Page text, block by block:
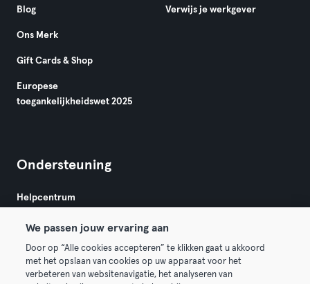
Blog
Ons Merk
Gift Cards & Shop
Europese
toegankelijkheidswet 2025
Verwijs je werkgever
Ondersteuning
Helpcentrum
We passen jouw ervaring aan
Door op “Alle cookies accepteren” te klikken gaat u akkoord
met het opslaan van cookies op uw apparaat voor het
verbeteren van websitenavigatie, het analyseren van